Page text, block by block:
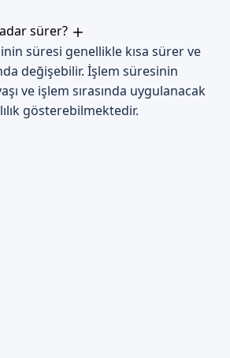
sürer?
süresi genellikle kısa sürer ve
değişebilir. İşlem süresinin
ve işlem sırasında uygulanacak
gösterebilmektedir.